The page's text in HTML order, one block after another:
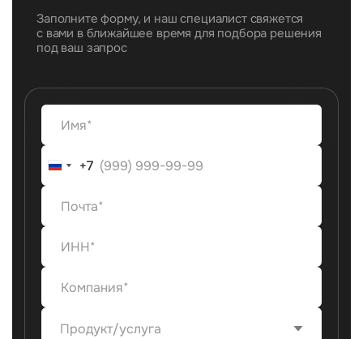
Заполните форму, и наш специалист свяжется
с вами в ближайшее время для подбора решения
под ваш запрос
+7
+7
Продукт/услуга